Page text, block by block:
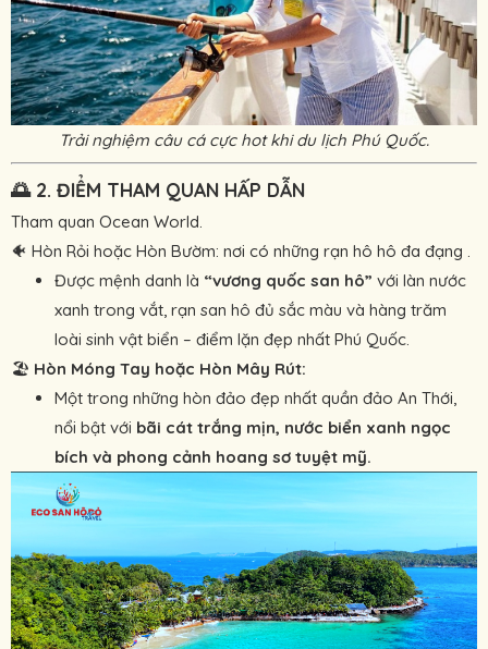
Trải nghiệm câu cá cực hot khi du lịch Phú Quốc.
🌅 2. ĐIỂM THAM QUAN HẤP DẪN
Tham quan Ocean World.
🐠 Hòn Rỏi hoặc Hòn Bườm: nơi có những rạn hô hô đa đạng .
Được mệnh danh là “vương quốc san hô” với làn nước
xanh trong vắt, rạn san hô đủ sắc màu và hàng trăm
loài sinh vật biển – điểm lặn đẹp nhất Phú Quốc.
🏖 Hòn Móng Tay hoặc Hòn Mây Rút:
Một trong những hòn đảo đẹp nhất quần đảo An Thới,
nổi bật với bãi cát trắng mịn, nước biển xanh ngọc
bích và phong cảnh hoang sơ tuyệt mỹ.